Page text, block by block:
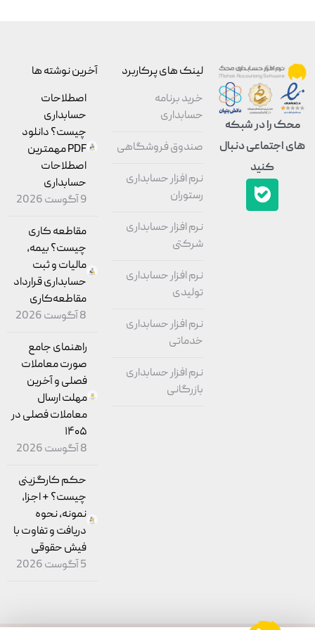
محک را در شبکه
های اجتماعی دنبال
کنید
لینک های پرکاربرد
خرید برنامه
حسابداری
صندوق فروشگاهی
نرم افزار حسابداری
رستوران
نرم افزار حسابداری
شرکتی
نرم افزار حسابداری
تولیدی
نرم افزار حسابداری
خدماتی
نرم افزار حسابداری
بازرگانی
آخرین نوشته ها
اصطلاحات
حسابداری
چیست؟ دانلود
PDF مهمترین
اصطلاحات
حسابداری
9 آگوست 2026
مقاطعه‌ کاری
چیست؟ بیمه،
مالیات و ثبت
حسابداری قرارداد
مقاطعه‌کاری
8 آگوست 2026
راهنمای جامع
صورت معاملات
فصلی و آخرین
مهلت ارسال
معاملات فصلی در
۱۴۰۵
8 آگوست 2026
حکم کارگزینی
چیست؟ + اجزا،
نمونه، نحوه
دریافت و تفاوت با
فیش حقوقی
5 آگوست 2026